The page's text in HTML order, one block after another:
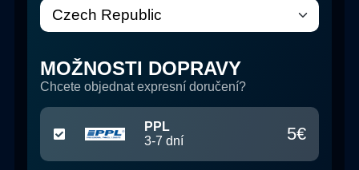
MOŽNOSTI DOPRAVY
Chcete objednat expresní doručení?
PPL
3-7 dní 5€